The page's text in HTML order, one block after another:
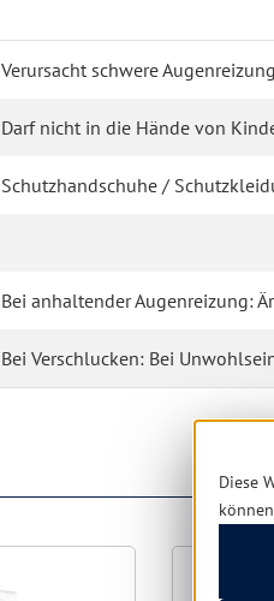
Verursacht schwere
Darf nicht in die Hände von
Schutzhandschuhe /
Bei anhaltender Augenreizung:
Bei Verschlucken: Bei
Diese